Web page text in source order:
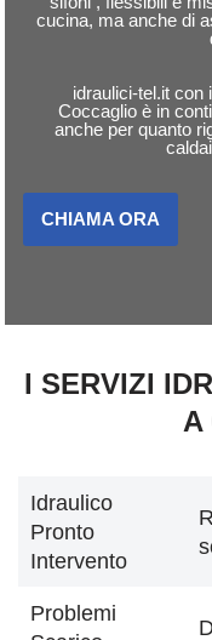
cucina, ma anche di
idraulici-tel.it con
Coccaglio è in
anche per quanto
CHIAMA ORA
I SERVIZI
A
Idraulico
Pronto
Intervento
Problemi